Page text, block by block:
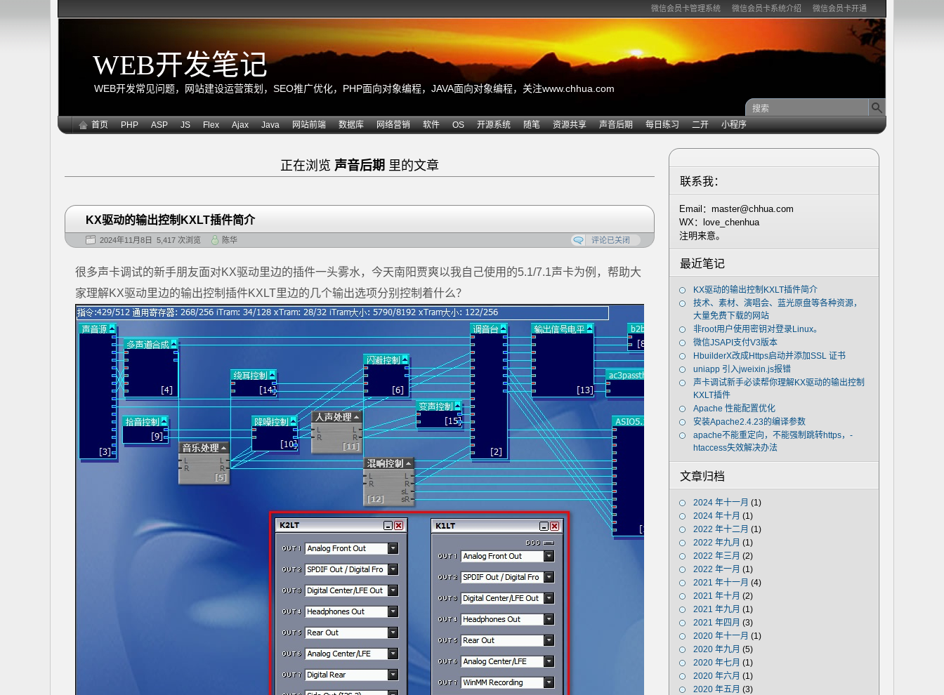
微信会员卡管理系统 微信会员卡系统介绍 微信会员卡开通
WEB开发笔记
WEB开发常见问题，网站建设运营策划，SEO推广优化，PHP面向对象编程，JAVA面向对象编程，关注www.chhua.com
首页 PHP ASP JS Flex Ajax Java 网站前端 数据库 网络营销 软件 OS 开源系统 随笔 资源共享 声音后期 每日练习 二开 小程序
正在浏览 声音后期 里的文章
KX驱动的输出控制KXLT插件简介
2024年11月8日 5,417 次浏览 陈华 评论已关闭
很多声卡调试的新手朋友面对KX驱动里边的插件一头雾水，今天南阳贾爽以我自己使用的5.1/7.1声卡为例，帮助大
家理解KX驱动里边的输出控制插件KXLT里边的几个输出选项分别控制着什么？
联系我：
Email：master@chhua.com
WX：love_chenhua
注明来意。
最近笔记
KX驱动的输出控制KXLT插件简介
技术、素材、演唱会、蓝光原盘等各种资源，
大量免费下载的网站
非root用户使用密钥对登录Linux。
微信JSAPI支付V3版本
HbuilderX改成Https启动并添加SSL 证书
uniapp 引入jweixin.js报错
声卡调试新手必读帮你理解KX驱动的输出控制
KXLT插件
Apache 性能配置优化
安装Apache2.4.23的编译参数
apache不能重定向，不能强制跳转https，-
htaccess失效解决办法
文章归档
2024 年十一月 (1)
2024 年十月 (1)
2022 年十二月 (1)
2022 年九月 (1)
2022 年三月 (2)
2022 年一月 (1)
2021 年十一月 (4)
2021 年十月 (2)
2021 年九月 (1)
2021 年四月 (3)
2020 年十一月 (1)
2020 年九月 (5)
2020 年七月 (1)
2020 年六月 (1)
2020 年五月 (3)